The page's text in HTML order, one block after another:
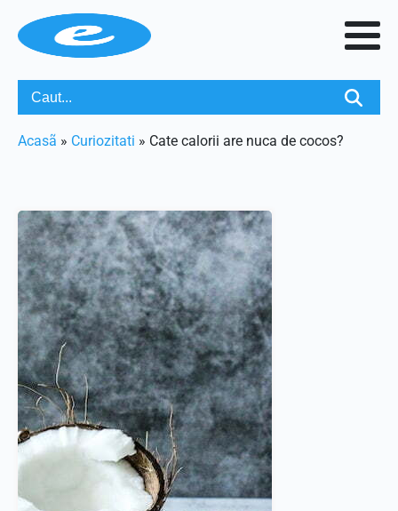
Acasã » Curiozitati » Cate calorii are nuca de cocos?